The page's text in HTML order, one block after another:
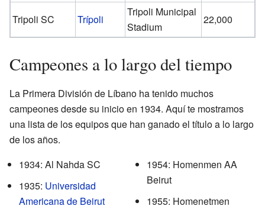
Tripoli SC Trípoli
Tripoli Municipal
Stadium
22,000
Campeones a lo largo del tiempo
La Primera División de Líbano ha tenido muchos
campeones desde su inicio en 1934. Aquí te mostramos
una lista de los equipos que han ganado el título a lo largo
de los años.
1934: Al Nahda SC
1935: Universidad
Americana de Beirut
1954: Homenmen AA
Beirut
1955: Homenetmen